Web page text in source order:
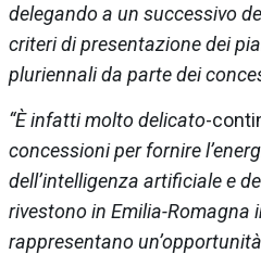
delegando a un successivo
criteri di presentazione dei
pluriennali da parte dei
“È infatti molto delicato-
concessioni per fornire
dell’intelligenza artificiale e
rivestono in Emilia-
rappresentano